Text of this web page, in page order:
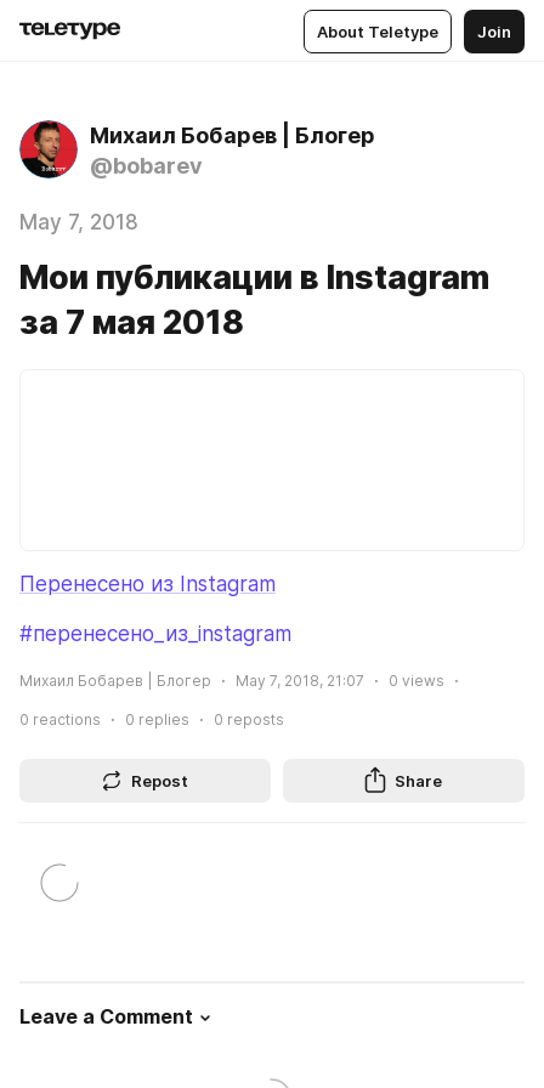
About Teletype Join
Михаил Бобарев | Блогер
@bobarev
May 7, 2018
Мои публикации в Instagram
за 7 мая 2018
Перенесено из Instagram
#перенесено_из_instagram
Михаил Бобарев | Блогер May 7, 2018, 21:07 0 views
0 reactions 0 replies 0 reposts
Repost Share
Leave a Comment